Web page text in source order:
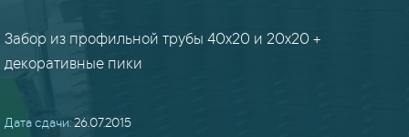
Забор из профильной трубы 40х20 и 20х20 +
декоративные пики
Дата сдачи:26.07.2015